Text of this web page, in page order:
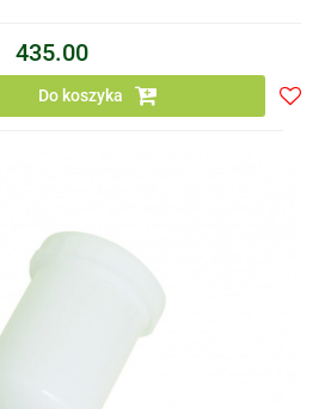
435.00
Do koszyka